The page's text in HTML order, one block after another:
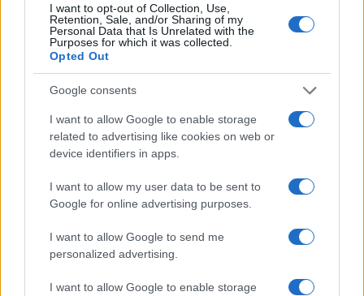
I want to opt-out of Collection, Use,
Retention, Sale, and/or Sharing of my
Personal Data that Is Unrelated with the
Purposes for which it was collected.
Opted Out
Google consents
I want to allow Google to enable storage
related to advertising like cookies on web or
device identifiers in apps.
I want to allow my user data to be sent to
Google for online advertising purposes.
I want to allow Google to send me
personalized advertising.
I want to allow Google to enable storage
Continua a leggere